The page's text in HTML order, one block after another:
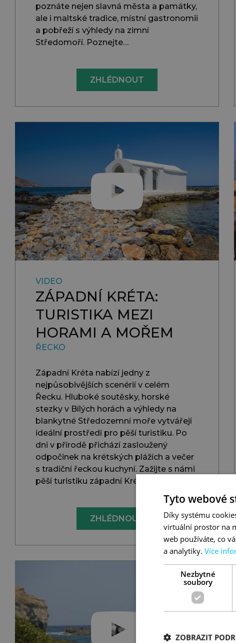
poznáte nejen slavná města a památky,
ale i maltské tradice, místní gastronomii
a pobřeží s výhledy na zimní
Středomoří. Poznejte…
ZHLÉDNOUT
VIDEO
ZÁPADNÍ KRÉTA:
TURISTIKA MEZI
HORAMI A MOŘEM
ŘECKO
Západní Kréta nabízí jedny z
nejpůsobivějších scenérií v celém
Řecku. Hluboké soutěsky, horské
stezky v Bílých horách a výhledy na
blankytné Středozemní moře vytvářejí
ideální prostředí pro pěší turistiku. Po
dni v přírodě přichází zasloužený
odpočinek na krétských plážích a večer
s tradiční řeckou kuchyní. Zažijte s námi
pěší turistiku západní Krétou.
ZHLÉDNOUT
Tyto webové
Díky systému
virtuální prostor na
web používáte, co
a analytiky. Více
Nezbytné
soubory
ZOBRAZIT